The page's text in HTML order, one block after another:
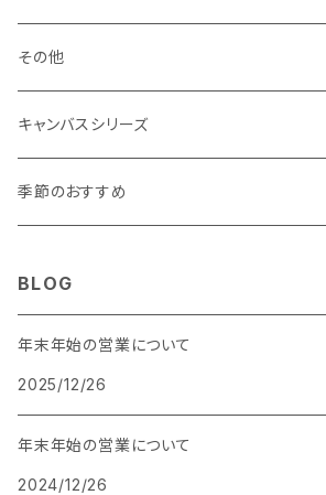
マチあり
マチなし
マチあり
・ ポーチタイプ くし形
マチなし
マチあり
マチあり
マチなし
マチあり
その他
キャンバスシリーズ
季節のおすすめ
BLOG
年末年始の営業について
2025/12/26
年末年始の営業について
2024/12/26